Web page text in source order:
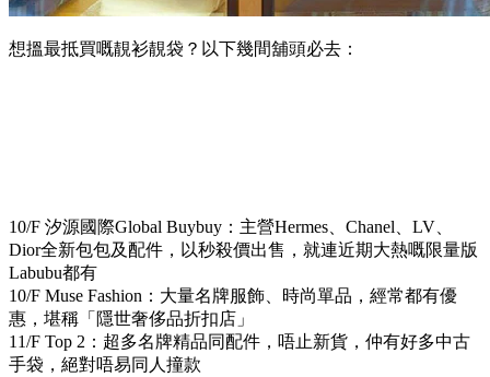
想搵最抵買嘅靚衫靚袋？以下幾間舖頭必去：
10/F 汐源國際Global Buybuy：主營Hermes、Chanel、LV、
Dior全新包包及配件，以秒殺價出售，就連近期大熱嘅限量版
Labubu都有
10/F Muse Fashion：大量名牌服飾、時尚單品，經常都有優
惠，堪稱「隱世奢侈品折扣店」
11/F Top 2：超多名牌精品同配件，唔止新貨，仲有好多中古
手袋，絕對唔易同人撞款